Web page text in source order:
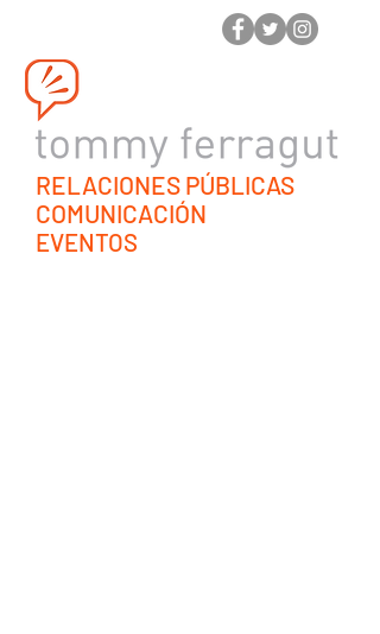
RELACIONES PÚBLICAS
COMUNICACIÓN
EVENTOS